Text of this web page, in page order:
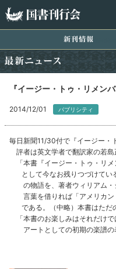
新刊情
『イージー・トゥ・リメン
2014/12/01 パブリシティ
毎日新聞11/30付で『イージー・
評者は英文学者で翻訳家の若島
「本書『イージー・トゥ・リ
として今なお残りつづけてい
の物語を、著者ウィリアム・
言葉を借りれば「アメリカン
である。（中略）本書はただ
「本書のお楽しみはそれだけで
アートとしての初期の楽譜の